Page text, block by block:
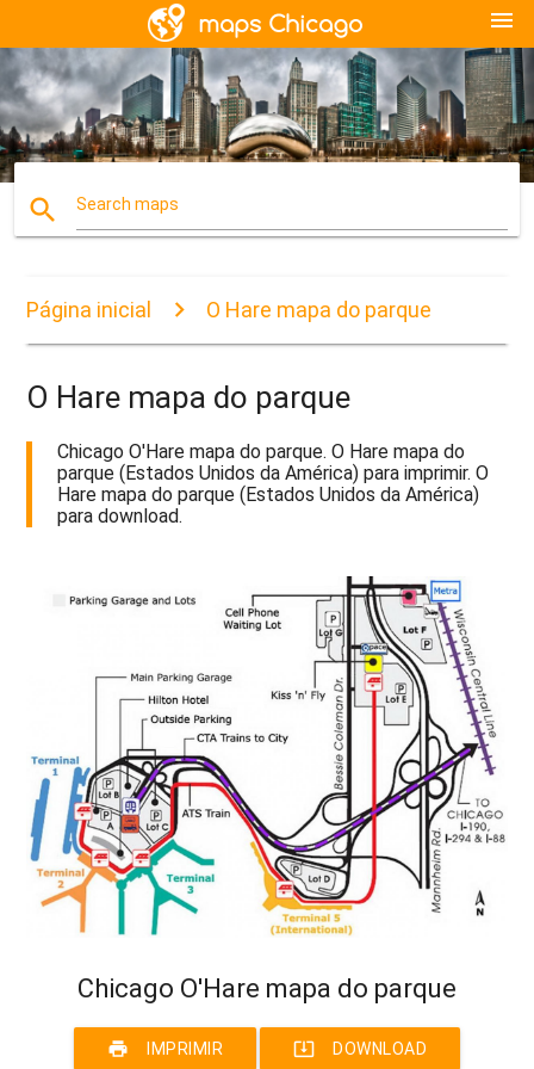
menu
search Search maps
Página inicial O Hare mapa do parque
O Hare mapa do parque
Chicago O'Hare mapa do parque. O Hare mapa do
parque (Estados Unidos da América) para imprimir. O
Hare mapa do parque (Estados Unidos da América)
para download.
Chicago O'Hare mapa do parque
print IMPRIMIR system_update_alt DOWNLOAD